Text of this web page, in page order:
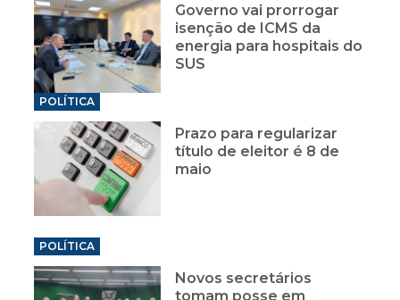
Governo vai prorrogar
isenção de ICMS da
energia para hospitais do
SUS
POLÍTICA
Prazo para regularizar
título de eleitor é 8 de
maio
POLÍTICA
Novos secretários
tomam posse em